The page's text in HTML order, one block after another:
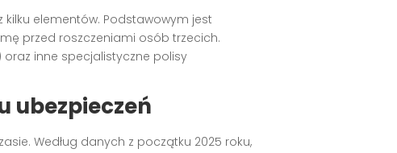
kilku elementów. Podstawowym jest
przed roszczeniami osób trzecich.
inne specjalistyczne polisy
ubezpieczeń
Według danych z początku 2025 roku,